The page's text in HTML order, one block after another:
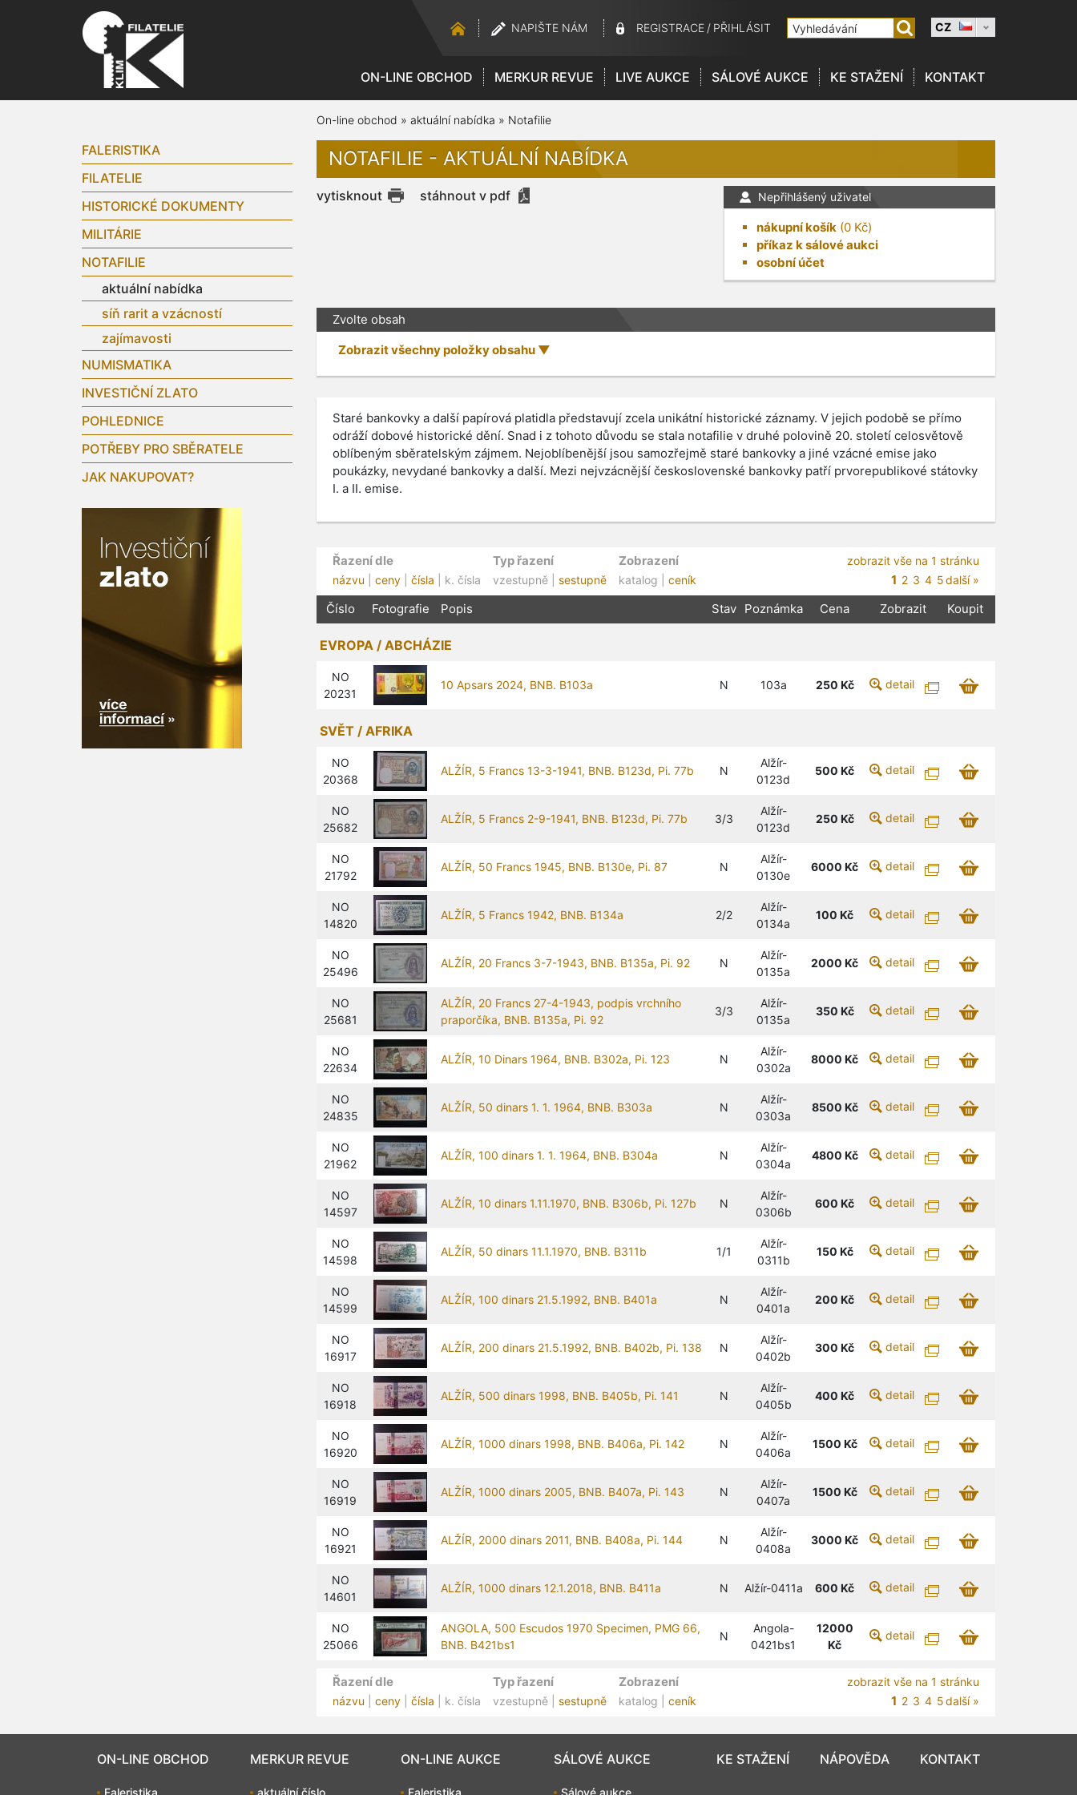
NAPIŠTE NÁM REGISTRACE / PŘIHLÁSIT CZ
ON-LINE OBCHOD MERKUR REVUE LIVE AUKCE SÁLOVÉ AUKCE KE STAŽENÍ KONTAKT
FALERISTIKA
FILATELIE
HISTORICKÉ DOKUMENTY
MILITÁRIE
NOTAFILIE
aktuální nabídka
síň rarit a vzácností
zajímavosti
NUMISMATIKA
INVESTIČNÍ ZLATO
POHLEDNICE
POTŘEBY PRO SBĚRATELE
JAK NAKUPOVAT?
On-line obchod » aktuální nabídka » Notafilie
NOTAFILIE - AKTUÁLNÍ NABÍDKA
Nepřihlášený uživatel
nákupní košík (0 Kč)
příkaz k sálové aukci
osobní účet
vytisknout stáhnout v pdf
Zvolte obsah
Zobrazit všechny položky obsahu
Staré bankovky a další papírová platidla představují zcela unikátní historické záznamy. V jejich podobě se přímo
odráží dobové historické dění. Snad i z tohoto důvodu se stala notafilie v druhé polovině 20. století celosvětově
oblíbeným sběratelským zájmem. Nejoblíbenější jsou samozřejmě staré bankovky a jiné vzácné emise jako
poukázky, nevydané bankovky a další. Mezi nejvzácnější československé bankovky patří prvorepublikové státovky
I. a II. emise.
Řazení dle
názvu ceny| čísla | k. čísla
Typ řazení
vzestupně | sestupně
Zobrazení
katalog | ceník
zobrazit vše na 1 stránku
1 2 3 4 5další »
Číslo Fotografie Popis Stav Poznámka Cena Zobrazit Koupit
EVROPA / ABCHÁZIE
NO
20231
10 Apsars 2024, BNB. B103a N 103a 250 Kč detail
SVĚT / AFRIKA
NO
20368
ALŽÍR, 5 Francs 13-3-1941, BNB. B123d, Pi. 77b N
Alžír-
0123d
500 Kč detail
NO
25682
ALŽÍR, 5 Francs 2-9-1941, BNB. B123d, Pi. 77b 3/3
Alžír-
0123d
250 Kč detail
NO
21792
ALŽÍR, 50 Francs 1945, BNB. B130e, Pi. 87 N
Alžír-
0130e
6000 Kč detail
NO
14820
ALŽÍR, 5 Francs 1942, BNB. B134a 2/2
Alžír-
0134a
100 Kč detail
NO
25496
ALŽÍR, 20 Francs 3-7-1943, BNB. B135a, Pi. 92 N
Alžír-
0135a
2000 Kč detail
NO
25681
ALŽÍR, 20 Francs 27-4-1943, podpis vrchního
praporčíka, BNB. B135a, Pi. 92
3/3
Alžír-
0135a
350 Kč detail
NO
22634
ALŽÍR, 10 Dinars 1964, BNB. B302a, Pi. 123 N
Alžír-
0302a
8000 Kč detail
NO
24835
ALŽÍR, 50 dinars 1. 1. 1964, BNB. B303a N
Alžír-
0303a
8500 Kč detail
NO
21962
ALŽÍR, 100 dinars 1. 1. 1964, BNB. B304a N
Alžír-
0304a
4800 Kč detail
NO
14597
ALŽÍR, 10 dinars 1.11.1970, BNB. B306b, Pi. 127b N
Alžír-
0306b
600 Kč detail
NO
14598
ALŽÍR, 50 dinars 11.1.1970, BNB. B311b 1/1
Alžír-
0311b
150 Kč detail
NO
14599
ALŽÍR, 100 dinars 21.5.1992, BNB. B401a N
Alžír-
0401a
200 Kč detail
NO
16917
ALŽÍR, 200 dinars 21.5.1992, BNB. B402b, Pi. 138 N
Alžír-
0402b
300 Kč detail
NO
16918
ALŽÍR, 500 dinars 1998, BNB. B405b, Pi. 141 N
Alžír-
0405b
400 Kč detail
NO
16920
ALŽÍR, 1000 dinars 1998, BNB. B406a, Pi. 142 N
Alžír-
0406a
1500 Kč detail
NO
16919
ALŽÍR, 1000 dinars 2005, BNB. B407a, Pi. 143 N
Alžír-
0407a
1500 Kč detail
NO
16921
ALŽÍR, 2000 dinars 2011, BNB. B408a, Pi. 144 N
Alžír-
0408a
3000 Kč detail
NO
14601
ALŽÍR, 1000 dinars 12.1.2018, BNB. B411a N Alžír-0411a 600 Kč detail
NO
25066
ANGOLA, 500 Escudos 1970 Specimen, PMG 66,
BNB. B421bs1
N
Angola-
0421bs1
12000
Kč
detail
Řazení dle
názvu ceny| čísla | k. čísla
Typ řazení
vzestupně | sestupně
Zobrazení
katalog | ceník
zobrazit vše na 1 stránku
1 2 3 4 5další »
ON-LINE OBCHOD
Faleristika
MERKUR REVUE
aktuální číslo
ON-LINE AUKCE
Faleristika
SÁLOVÉ AUKCE
Sálové aukce
KE STAŽENÍ NÁPOVĚDA KONTAKT